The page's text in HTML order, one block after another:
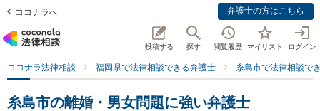
ココナラへ 弁護士の方はこちら
投稿する 探す 閲覧履歴 マイリスト ログイン
ココナラ法律相談 福岡県で法律相談できる弁護士 糸島市で法律相談で
糸島市の離婚・男女問題に強い弁護士